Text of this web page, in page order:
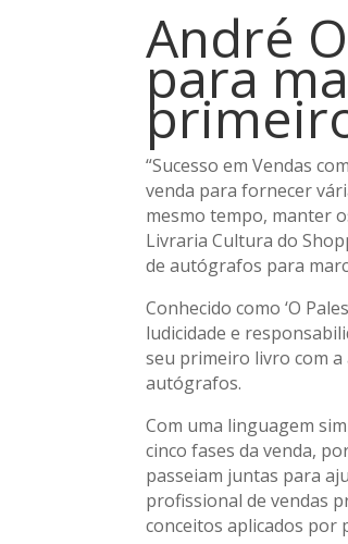
André
para
“Sucesso em Vendas
venda para fornecer
mesmo tempo, manter
Livraria Cultura do
de autógrafos para
Conhecido como ‘O
ludicidade e
seu primeiro livro com a
autógrafos.
Com uma linguagem
cinco fases da venda,
passeiam juntas para
profissional de vendas
conceitos aplicados por